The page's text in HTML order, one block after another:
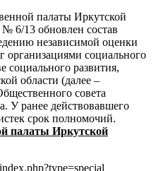
палаты Иркутской
№ 6/13 обновлен состав
независимой оценки
организациями социального
социального развития,
области (далее –
совета
У ранее действовавшего
срок полномочий.
палаты Иркутской